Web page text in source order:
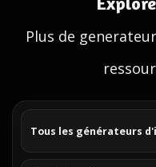
Plus de
Tous les générateurs